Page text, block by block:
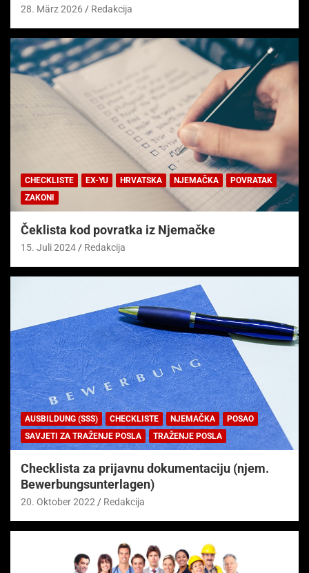
28. März 2026 Redakcija
CHECKLISTE EX-YU HRVATSKA NJEMAČKA
POVRATAK
ZAKONI
Čeklista kod povratka iz Njemačke
15. Juli 2024 Redakcija
AUSBILDUNG (SSS) CHECKLISTE NJEMAČKA
POSAO
SAVJETI ZA TRAŽENJE POSLA
TRAŽENJE POSLA
Checklista za prijavnu dokumentaciju (njem.
Bewerbungsunterlagen)
20. Oktober 2022 Redakcija